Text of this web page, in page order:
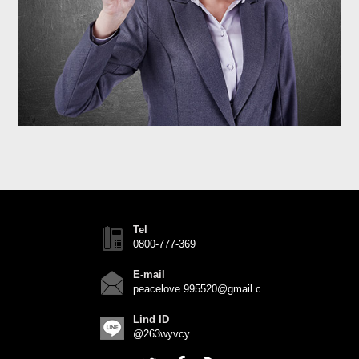
Tel
0800-777-369
E-mail
peacelove.995520@gmail.com
Lind ID
@263wyvcy